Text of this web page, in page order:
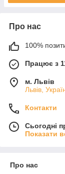
Про нас
100%
Працює з
м. Львів
Львів,
Контакти
Сьогодні
Показати
Про нас